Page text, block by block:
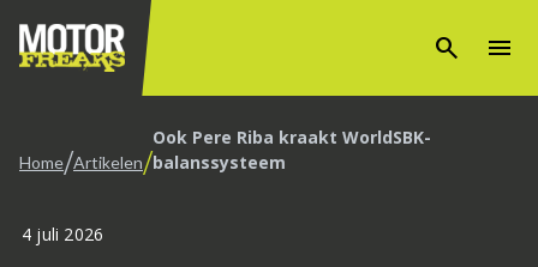
search menu
Home/Artikelen/Ook Pere Riba kraakt WorldSBK-
balanssysteem
4 juli 2026